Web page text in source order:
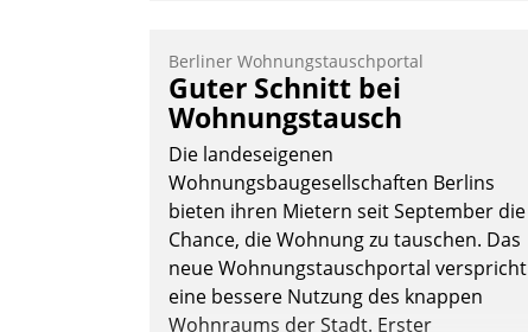
Berliner Wohnungstauschportal
Guter Schnitt bei
Wohnungstausch
Die landeseigenen
Wohnungsbaugesellschaften Berlins
bieten ihren Mietern seit September die
Chance, die Wohnung zu tauschen. Das
neue Wohnungstauschportal verspricht
eine bessere Nutzung des knappen
Wohnraums der Stadt. Erster